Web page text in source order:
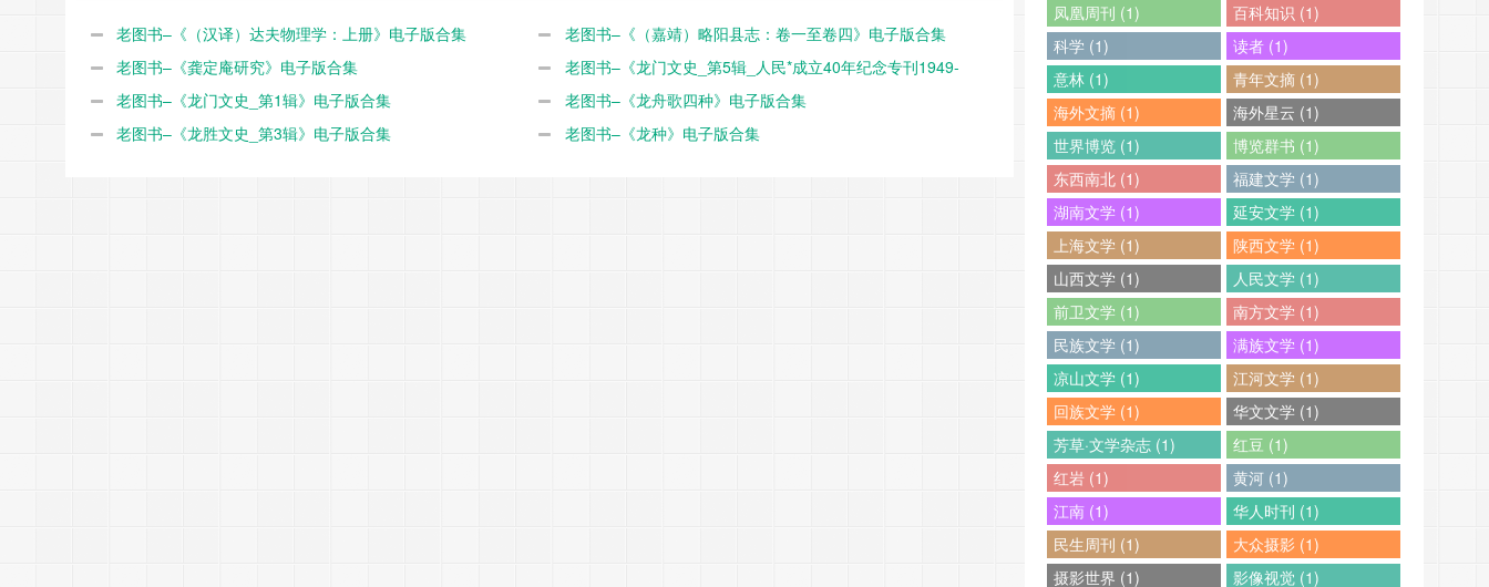
老图书–《（汉译）达夫物理学：上册》电子版合集
老图书–《（嘉靖）略阳县志：卷一至卷四》电子版合集
老图书–《龚定庵研究》电子版合集
老图书–《龙门文史_第5辑_人民*成立40年纪念专刊1949-
1989》电子版合集
老图书–《龙门文史_第1辑》电子版合集
老图书–《龙舟歌四种》电子版合集
老图书–《龙胜文史_第3辑》电子版合集
老图书–《龙种》电子版合集
凤凰周刊 (1)
百科知识 (1)
科学 (1)
读者 (1)
意林 (1)
青年文摘 (1)
海外文摘 (1)
海外星云 (1)
世界博览 (1)
博览群书 (1)
东西南北 (1)
福建文学 (1)
湖南文学 (1)
延安文学 (1)
上海文学 (1)
陕西文学 (1)
山西文学 (1)
人民文学 (1)
前卫文学 (1)
南方文学 (1)
民族文学 (1)
满族文学 (1)
凉山文学 (1)
江河文学 (1)
回族文学 (1)
华文文学 (1)
芳草·文学杂志 (1)
红豆 (1)
红岩 (1)
黄河 (1)
江南 (1)
华人时刊 (1)
民生周刊 (1)
大众摄影 (1)
摄影世界 (1)
影像视觉 (1)